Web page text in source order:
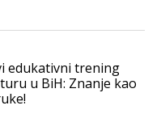
edukativni trening
u BiH: Znanje kao